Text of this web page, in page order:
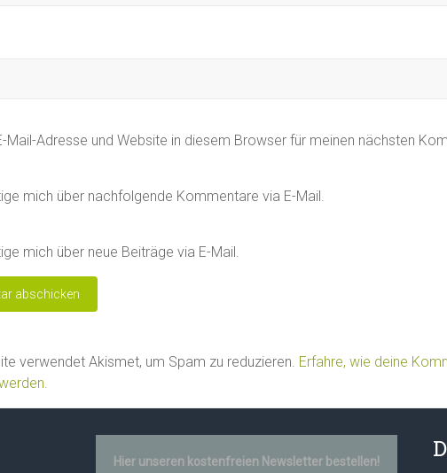
Mail-Adresse und Website in diesem Browser für meinen nächsten
mich über nachfolgende Kommentare via E-Mail.
mich über neue Beiträge via E-Mail.
verwendet Akismet, um Spam zu reduzieren. Erfahre, wie deine
Hier unseren kostenfreien Newsletter bestellen!